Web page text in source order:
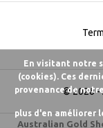
© 2026 -
Australian Gold
En visitant notre
(cookies). Ces
provenance de
plus d'en améliorer